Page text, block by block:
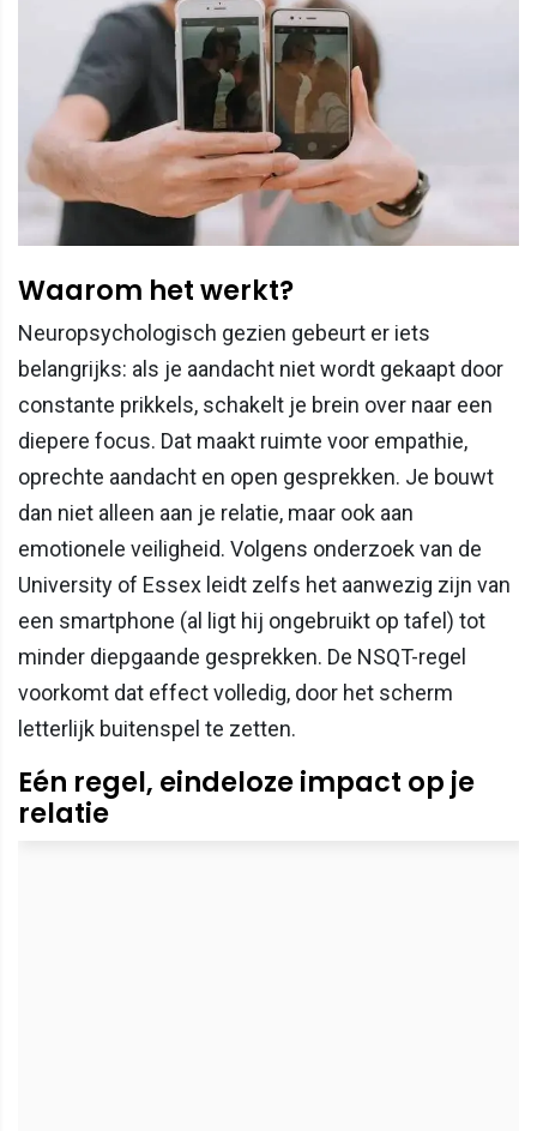
Waarom het werkt?
Neuropsychologisch gezien gebeurt er iets
belangrijks: als je aandacht niet wordt gekaapt door
constante prikkels, schakelt je brein over naar een
diepere focus. Dat maakt ruimte voor empathie,
oprechte aandacht en open gesprekken. Je bouwt
dan niet alleen aan je relatie, maar ook aan
emotionele veiligheid. Volgens onderzoek van de
University of Essex leidt zelfs het aanwezig zijn van
een smartphone (al ligt hij ongebruikt op tafel) tot
minder diepgaande gesprekken. De NSQT-regel
voorkomt dat effect volledig, door het scherm
letterlijk buitenspel te zetten.
Eén regel, eindeloze impact op je
relatie